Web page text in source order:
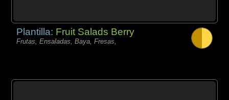
Plantilla: Fruit Salads Berry
Frutas, Ensaladas, Baya, Fresas,